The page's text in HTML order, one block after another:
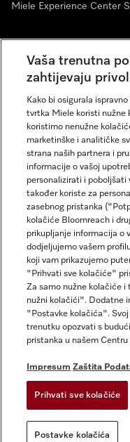
Miele Experience Center
Newsletter
Impresum
Opći uvjeti
Zaštita podataka
Uvjeti Korištenja
Izjava o pristupačnosti
Zakon o digitalnim
Postavke kolačića
Miele na Instagramu
Miele na
Vaša trenutna
zahtijevaju
Kako bi osigurala
tvrtka Miele koristi nužne
koristimo nenužne
marketinške i analitičke
strana naših partnera i
informacije o vašoj
personalizirati i poboljšati
također koriste za
zasebnog pristanka
kolačiće Bloomreach i
prikupljanje informacija o
dodjeljujemo vašem
koji vam prikazujemo
"Prihvati sve kolačiće"
Za samo nužne kolačiće
nužni kolačići". Dodatne
"Postavke kolačića".
trenutku opozvati s
pristanka u našem Centru
Impresum Zaštita
Prihvati sve kolačiće
Postavke kolačića